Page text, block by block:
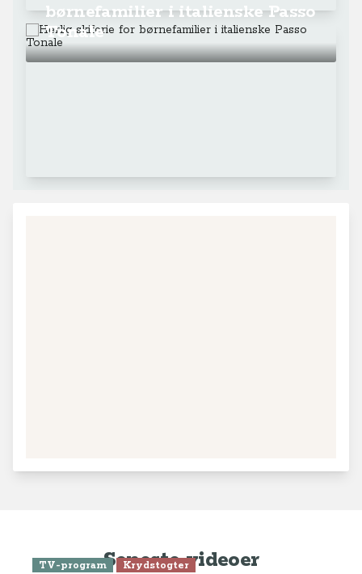
børnefamilier i italienske Passo
Tonale
Seneste videoer
TV-program Krydstogter